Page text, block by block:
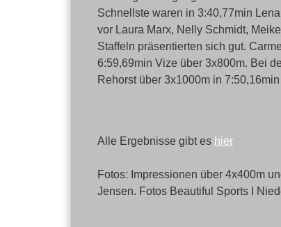
Schnellste waren in 3:40,77min
vor Laura Marx, Nelly Schmidt,
Staffeln präsentierten sich gut.
6:59,69min Vize über 3x800m. Bei
Rehorst über 3x1000m in
Alle Ergebnisse gibt es hier
Fotos: Impressionen über 4x400m
Jensen. Fotos Beautiful Sports I